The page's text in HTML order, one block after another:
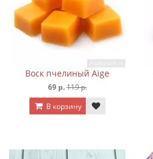
Воск пчелиный Aige
69 р.119 р.
В корзину